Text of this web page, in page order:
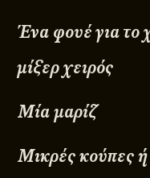
Ένα φουέ για το
μίξερ χειρός
Μία μαρίζ
Μικρές κούπες ή